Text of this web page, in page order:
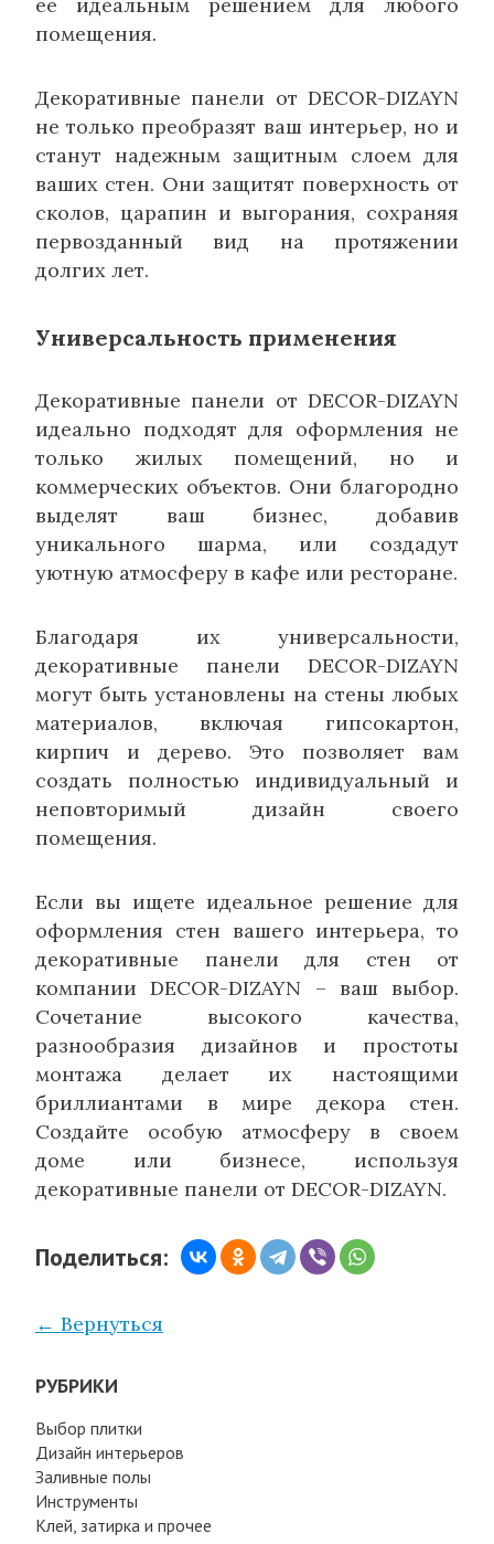
ее идеальным решением для любого
помещения.
Декоративные панели от DECOR-DIZAYN
не только преобразят ваш интерьер, но и
станут надежным защитным слоем для
ваших стен. Они защитят поверхность от
сколов, царапин и выгорания, сохраняя
первозданный вид на протяжении
долгих лет.
Универсальность применения
Декоративные панели от DECOR-DIZAYN
идеально подходят для оформления не
только жилых помещений, но и
коммерческих объектов. Они благородно
выделят ваш бизнес, добавив
уникального шарма, или создадут
уютную атмосферу в кафе или ресторане.
Благодаря их универсальности,
декоративные панели DECOR-DIZAYN
могут быть установлены на стены любых
материалов, включая гипсокартон,
кирпич и дерево. Это позволяет вам
создать полностью индивидуальный и
неповторимый дизайн своего
помещения.
Если вы ищете идеальное решение для
оформления стен вашего интерьера, то
декоративные панели для стен от
компании DECOR-DIZAYN – ваш выбор.
Сочетание высокого качества,
разнообразия дизайнов и простоты
монтажа делает их настоящими
бриллиантами в мире декора стен.
Создайте особую атмосферу в своем
доме или бизнесе, используя
декоративные панели от DECOR-DIZAYN.
Поделиться:
← Вернуться
РУБРИКИ
Выбор плитки
Дизайн интерьеров
Заливные полы
Инструменты
Клей, затирка и прочее